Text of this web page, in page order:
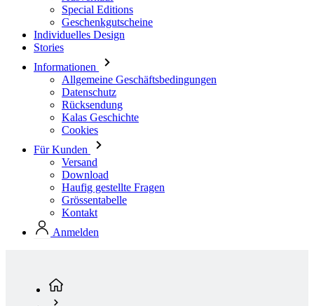
Informationen
Allgemeine Geschäftsbedingungen
Datenschutz
Rücksendung
Kalas Geschichte
Cookies
Für Kunden
Versand
Download
Haufig gestellte Fragen
Grössentabelle
Kontakt
Anmelden
Herren